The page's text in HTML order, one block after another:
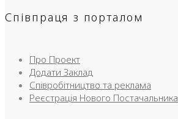
Співпраця з порталом
Про Проект
Додати Заклад
Співробітництво та реклама
Реєстрація Нового Постачальника